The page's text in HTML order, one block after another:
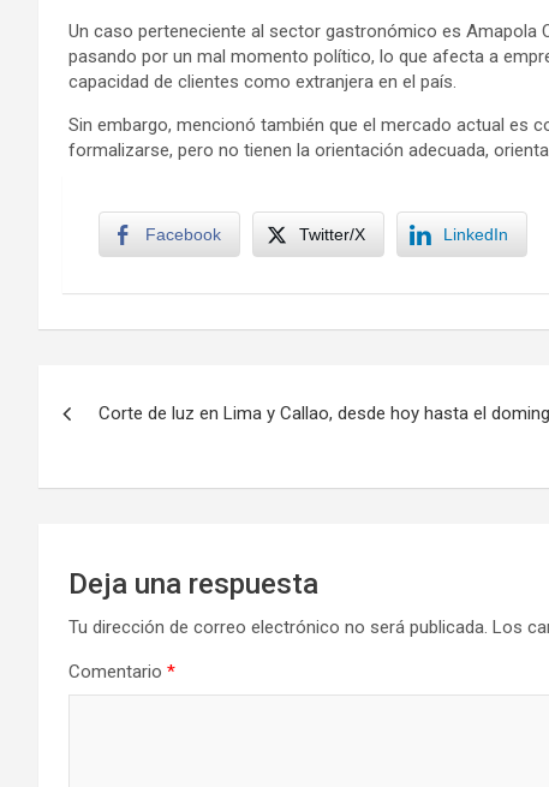
Un caso perteneciente al sector gastronómico es Amapola
pasando por un mal momento político, lo que afecta a
capacidad de clientes como extranjera en el país.
Sin embargo, mencionó también que el mercado actual es
formalizarse, pero no tienen la orientación adecuada,
Facebook Twitter/X LinkedIn
entradas
Corte de luz en Lima y Callao, desde hoy hasta el
Deja una respuesta
Tu dirección de correo electrónico no será publicada. Los
Comentario *